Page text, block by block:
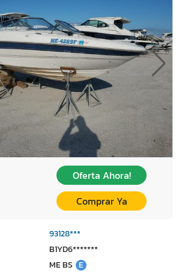
Oferta Ahora!
Comprar Ya
93128***
B1YD6*******
ME BS E